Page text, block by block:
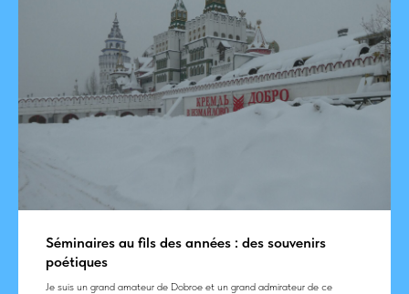
Séminaires au fils des années : des souvenirs
poétiques
Je suis un grand amateur de Dobroe et un grand admirateur de ce